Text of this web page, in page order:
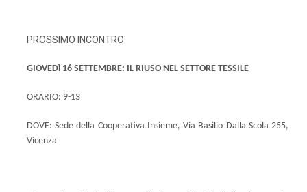
PROSSIMO INCONTRO:
GIOVEDì 16 SETTEMBRE: IL RIUSO NEL SETTORE TESSILE
ORARIO: 9-13
DOVE: Sede della Cooperativa Insieme, Via Basilio Dalla Scola 255,
Vicenza